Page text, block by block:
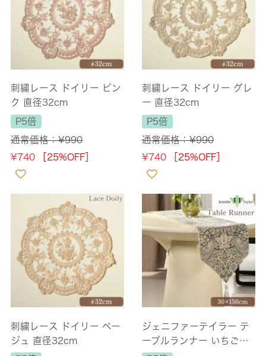
刺繍レース ドイリー ピン
ク 直径32cm
P5倍
通常価格：¥990
¥740 ［25%OFF］
刺繍レース ドイリー グレ
ー 直径32cm
P5倍
通常価格：¥990
¥740 ［25%OFF］
刺繍レース ドイリー ベー
ジュ 直径32cm
ジェニファーテイラー テ
ーブルランナー いちご泥